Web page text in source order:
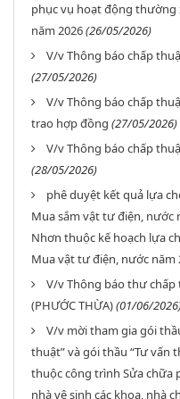
phục vụ hoạt động thường
năm 2026(26/05/2026)
V/v Thông báo chấp
(27/05/2026)
V/v Thông báo chấp
trao hợp đồng (27/05/2026)
V/v Thông báo chấp
(28/05/2026)
phê duyệt kết quả lựa
Mua sắm vật tư điện, nước
Nhơn thuộc kế hoạch lựa
Mua vật tư điện, nước năm
V/v Thông báo thư chấp
(PHƯỚC THỪA)(01/06/
V/v mời tham gia gói
thuật” và gói thầu “Tư vấn
thuộc công trình Sửa chữa
nhà vệ sinh các khoa, nhà